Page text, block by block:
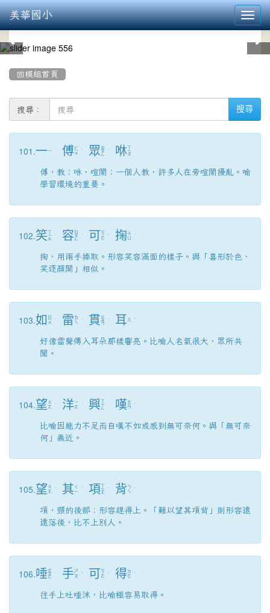
美華國小
回模組首頁
搜尋： 搜尋
101.一ㄧ 傅ㄈ
ㄨ
ˋ 眾 ㄓ
ㄨ
ㄥ
ˋ 咻ㄧ
ㄡ
傅，教；咻，喧鬧；一個人教，許多人在旁喧鬧擾亂。喻
學習環境的重要。
102.笑 ㄧ
ㄠ
ˋ 容 ㄖ
ㄨ
ㄥ
ˊ 可 ㄎ
ㄜ
ˇ 掬 ㄐ
ˊ
掬，用兩手捧取。形容笑容滿面的樣子。與「喜形於色、
笑逐顏開」相似。
103.如
ㄖ
ㄨ
ˊ 雷 ㄌ
ㄟ
ˊ 貫 ㄍ
ㄨ
ㄢ
ˋ 耳 ˇ
好像雷聲傳入耳朵那樣響亮。比喻人名氣很大，眾所共
聞。
104.望 ㄨ
ㄤ
ˋ 洋ㄧ
ㄤ
ˊ 興 ㄧ
ㄥ 嘆ㄊ
ㄢ
ˋ
比喻因能力不足而自嘆不如或感到無可奈何。與「無可奈
何」義近。
105.望 ㄨ
ㄤ
ˋ 其 ㄑ
ㄧ
ˊ 項 ㄧ
ㄤ
ˋ 背 ㄅ
ㄟ
ˋ
項，頸的後部；形容趕得上。「難以望其項背」則形容遠
遠落後，比不上別人。
106.唾ㄊ
ㄨ
ㄛ
ˋ 手 ㄕ
ㄡ
ˇ 可 ㄎ
ㄜ
ˇ 得 ㄉ
ㄜ
ˊ
往手上吐唾沫，比喻極容易取得。